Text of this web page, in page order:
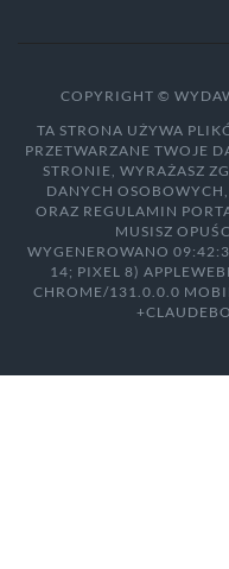
COPYRIGHT ©
TA STRONA UŻYWA
PRZETWARZANE TWOJE
STRONIE, WYRAŻASZ
DANYCH
ORAZ REGULAMIN
MUSISZ
WYGENEROWANO
14; PIXEL 8)
CHROME/131.0.0.0